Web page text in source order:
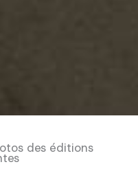
des éditions